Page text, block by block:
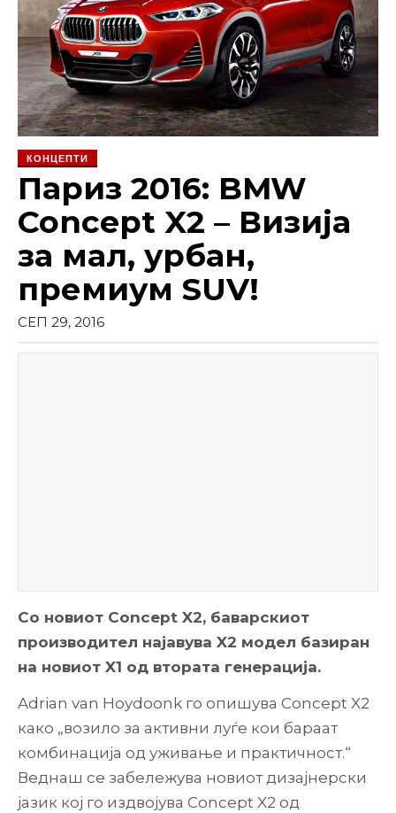
КОНЦЕПТИ
Париз 2016: BMW
Concept X2 – Визија
за мал, урбан,
премиум SUV!
СЕП 29, 2016
Со новиот Concept X2, баварскиот
производител најавува X2 модел базиран
на новиот X1 од втората генерација.
Adrian van Hoydoonk го опишува Concept X2
како „возило за активни луѓе кои бараат
комбинација од уживање и практичност.“
Веднаш се забележува новиот дизајнерски
јазик кој го издвојува Concept X2 од